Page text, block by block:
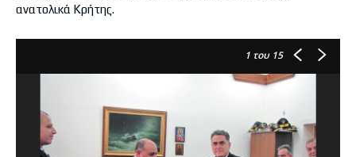
ανατολικά Κρήτης.
1 του 15